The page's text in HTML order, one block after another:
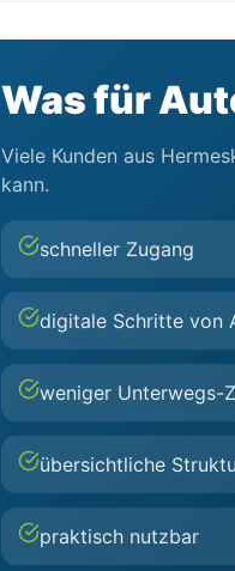
Was für
Viele Kunden aus
kann.
schneller Zugang
digitale Schritte von
weniger Unterwegs-
übersichtliche
praktisch nutzbar